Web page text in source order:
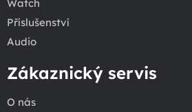
Watch
Příslušenství
Audio
Zákaznický servis
O nás